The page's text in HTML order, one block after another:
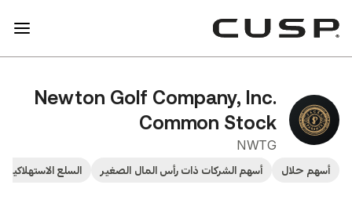
Newton Golf Company,
Common
الشركات ذات رأس المال الصغير السلع الاستهلاكية الكمالية الأسهم